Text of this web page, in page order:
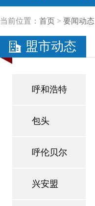
当前位置： 首页 > 要闻动态
盟市动态
呼和浩特
包头
呼伦贝尔
兴安盟